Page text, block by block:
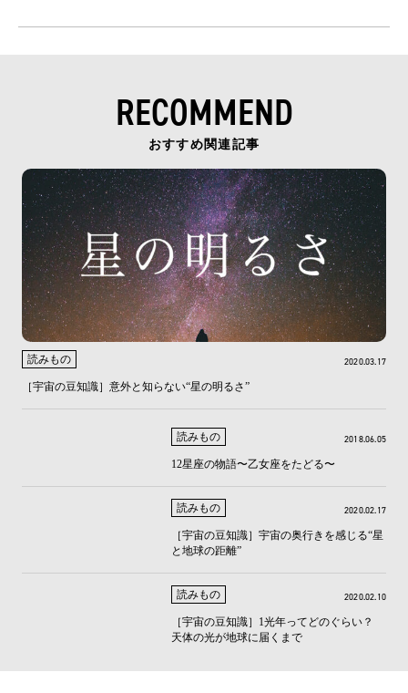
RECOMMEND
おすすめ関連記事
［宇宙の豆知識］意外と知らない“星の明るさ”
読みもの 2020.03.17
12星座の物語〜乙女座をたどる〜
読みもの 2018.06.05
［宇宙の豆知識］宇宙の奥行きを感じる“星
と地球の距離”
読みもの 2020.02.17
［宇宙の豆知識］1光年ってどのぐらい？
天体の光が地球に届くまで
読みもの 2020.02.10